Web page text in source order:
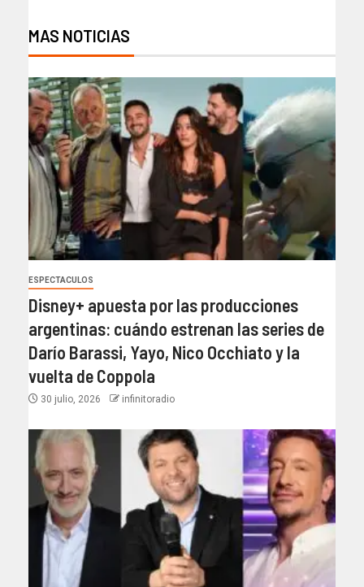
MAS NOTICIAS
ESPECTACULOS
Disney+ apuesta por las producciones
argentinas: cuándo estrenan las series de
Darío Barassi, Yayo, Nico Occhiato y la
vuelta de Coppola
30 julio, 2026 infinitoradio